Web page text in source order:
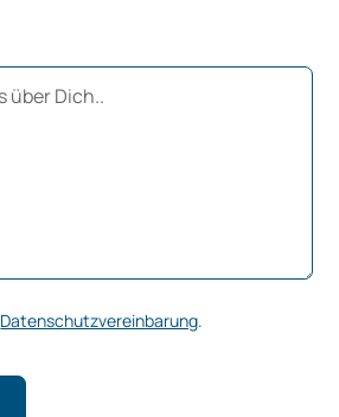
Datenschutzvereinbarung.